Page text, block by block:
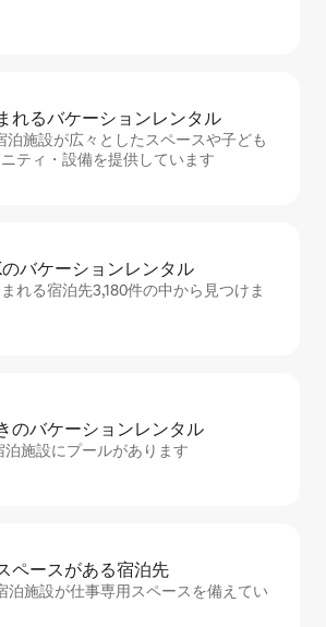
れるバ⁠ケ⁠ー⁠シ⁠ョ⁠ンレ⁠ン⁠タ⁠ル
泊施設が広々としたスペースや子ども
ティ・設備を提供しています
バ⁠ケ⁠ー⁠シ⁠ョ⁠ンレ⁠ン⁠タ⁠ル
れる宿泊先3,180件の中から見つけま
のバ⁠ケ⁠ー⁠シ⁠ョ⁠ンレ⁠ン⁠タ⁠ル
泊施設にプールがあります
ペ⁠ー⁠スがあ⁠る宿⁠泊⁠先
泊施設が仕事専用スペースを備えてい